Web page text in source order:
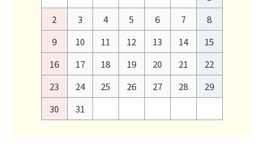
2
3 4 5 6 7
8
9
10 11 12 13 14
15
16
17 18 19 20 21
22
23
24 25 26 27 28
29
30
31